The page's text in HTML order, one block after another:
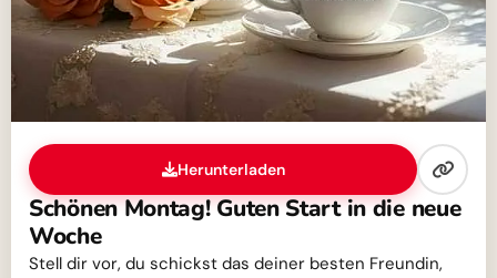
Herunterladen
Schönen Montag! Guten Start in die neue
Woche
Stell dir vor, du schickst das deiner besten Freundin,